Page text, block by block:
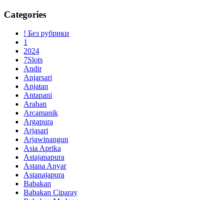
Categories
! Без рубрики
1
2024
7Slots
Andir
Anjarsari
Anjatan
Antapani
Arahan
Arcamanik
Argapura
Arjasari
Arjawinangun
Asia Aprika
Astajanapura
Astana Anyar
Astanajapura
Babakan
Babakan Ciparay